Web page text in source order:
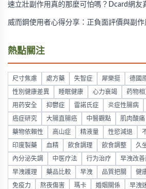
速立壯副作用真的那麼可怕嗎？Dcard網友
威而鋼使用者心得分享：正負面評價與副
熱點關注
尺寸焦慮 處方藥 失智症 犀樂挺 德國
性別健康差異 睡眠健康 心力衰竭 药物相
用药安全 抑鬱症 雷諾氏症 炎症性腸病
癌症研究 大腸直腸癌 中醫觀點 肌肉酸痛
藥物依賴性 高山症 精液量 性慾減退
印度製藥 血精 飲食調理 飲食調整 久
內分泌失調 中医疗法 行为治疗 早洩改善
早洩護理 藥品比較 早洩 品質把關 健
免疫力 熬夜傷害 瑪卡 婚姻關係 早洩